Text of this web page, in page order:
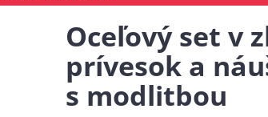
Oceľový set v
prívesok a
s modlitbou